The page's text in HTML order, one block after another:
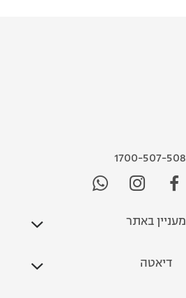
1700-507-508
מעניין באתר
דיאטה